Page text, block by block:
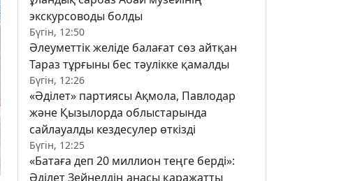
экскурсоводы болды
Бүгін, 12:50
Әлеуметтік желіде балағат сөз айтқан
Тараз тұрғыны бес тәулікке қамалды
Бүгін, 12:26
«Әділет» партиясы Ақмола, Павлодар
және Қызылорда облыстарында
сайлауалды кездесулер өткізді
Бүгін, 12:25
«Батаға деп 20 миллион теңге берді»:
Әділет Зейнелдің анасы қаражатты